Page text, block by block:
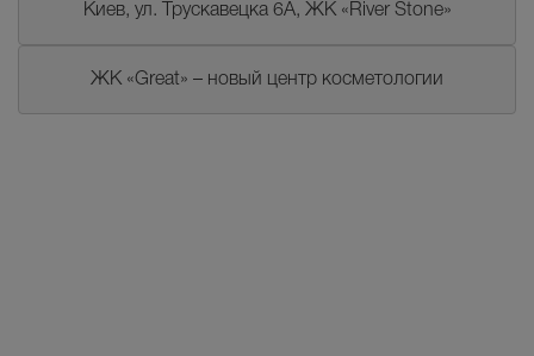
Киев, ул. Трускавецка 6А, ЖК «River Stone»
ЖК «Great» – новый центр косметологии